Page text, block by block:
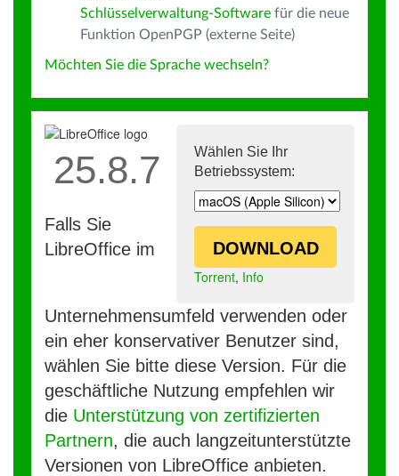
Schlüsselverwaltung-Software für die neue
Funktion OpenPGP (externe Seite)
Möchten Sie die Sprache wechseln?
Wählen Sie Ihr
Betriebssystem:
DOWNLOAD
Torrent, Info
25.8.7
Falls Sie
LibreOffice im
Unternehmensumfeld verwenden oder
ein eher konservativer Benutzer sind,
wählen Sie bitte diese Version. Für die
geschäftliche Nutzung empfehlen wir
die Unterstützung von zertifizierten
Partnern, die auch langzeitunterstützte
Versionen von LibreOffice anbieten.